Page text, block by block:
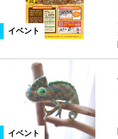
イベント
イベント